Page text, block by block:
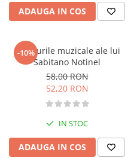
Management si leadership
Pedagogie
Resurse umane
Vanzari si marketing
Atlase, dictionare si enciclopedii
Carte prescolara
Carte scolara
Dictionare de limba romana
Ghiduri de conversatie
ADAUGA IN COS
-10%
Aventurile muzicale ale lui
Sabitano Notinel
58,00 RON
52,20 RON
IN STOC
ADAUGA IN COS